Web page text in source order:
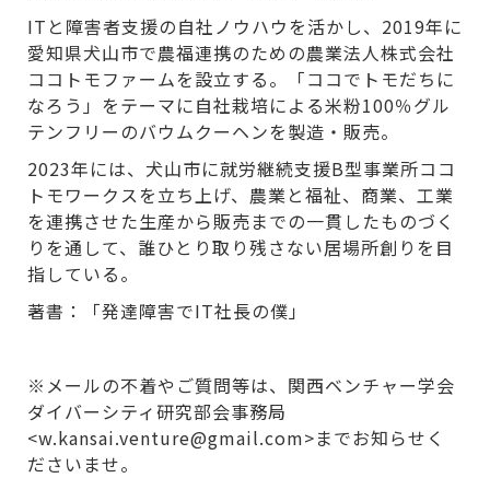
ITと障害者支援の自社ノウハウを活かし、2019年に
愛知県犬山市で農福連携のための農業法人株式会社
ココトモファームを設立する。「ココでトモだちに
なろう」をテーマに自社栽培による米粉100％グル
テンフリーのバウムクーヘンを製造・販売。
2023年には、犬山市に就労継続支援B型事業所ココ
トモワークスを立ち上げ、農業と福祉、商業、工業
を連携させた生産から販売までの一貫したものづく
りを通して、誰ひとり取り残さない居場所創りを目
指している。
著書：「発達障害でIT社長の僕」
※メールの不着やご質問等は、関西ベンチャー学会
ダイバーシティ研究部会事務局
<w.kansai.venture@gmail.com>までお知らせく
ださいませ。